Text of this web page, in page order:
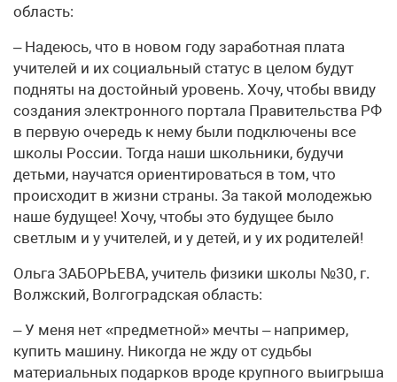
область:
– Надеюсь, что в новом году заработная плата
учителей и их социальный статус в целом будут
подняты на достойный уровень. Хочу, чтобы ввиду
создания электронного портала Правительства РФ
в первую очередь к нему были подключены все
школы России. Тогда наши школьники, будучи
детьми, научатся ориентироваться в том, что
происходит в жизни страны. За такой молодежью
наше будущее! Хочу, чтобы это будущее было
светлым и у учителей, и у детей, и у их родителей!
Ольга ЗАБОРЬЕВА, учитель физики школы №30, г.
Волжский, Волгоградская область:
– У меня нет «предметной» мечты – например,
купить машину. Никогда не жду от судьбы
материальных подарков вроде крупного выигрыша